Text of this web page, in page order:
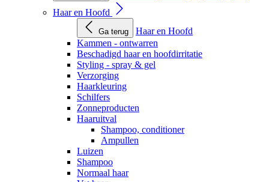
Haar en Hoofd
Ga terug
Haar en Hoofd
Kammen - ontwarren
Beschadigd haar en hoofdirritatie
Styling - spray & gel
Verzorging
Haarkleuring
Schilfers
Zonneproducten
Haaruitval
Shampoo, conditioner
Ampullen
Luizen
Shampoo
Normaal haar